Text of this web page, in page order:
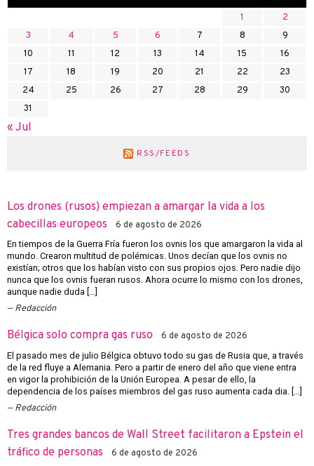
1
2
3
4 5 6 7 8
9
10
11 12 13 14 15
16
17
18 19 20 21 22
23
24
25 26 27 28 29
30
31
« Jul
RSS/FEEDS
Los drones (rusos) empiezan a amargar la vida a los
cabecillas europeos
6 de agosto de 2026
En tiempos de la Guerra Fría fueron los ovnis los que amargaron la vida al
mundo. Crearon multitud de polémicas. Unos decían que los ovnis no
existían; otros que los habían visto con sus propios ojos. Pero nadie dijo
nunca que los ovnis fueran rusos. Ahora ocurre lo mismo con los drones,
aunque nadie duda […]
Redacción
Bélgica solo compra gas ruso 6 de agosto de 2026
El pasado mes de julio Bélgica obtuvo todo su gas de Rusia que, a través
de la red fluye a Alemania. Pero a partir de enero del año que viene entra
en vigor la prohibición de la Unión Europea. A pesar de ello, la
dependencia de los países miembros del gas ruso aumenta cada dia. […]
Redacción
Tres grandes bancos de Wall Street facilitaron a Epstein el
tráfico de personas
6 de agosto de 2026